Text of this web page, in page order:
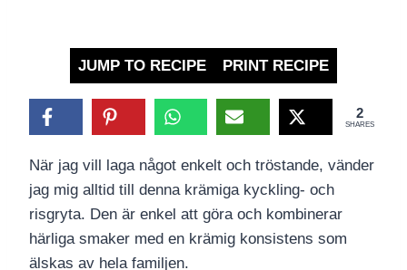
JUMP TO RECIPE PRINT RECIPE
2
SHARES
När jag vill laga något enkelt och tröstande, vänder
jag mig alltid till denna krämiga kyckling- och
risgryta. Den är enkel att göra och kombinerar
härliga smaker med en krämig konsistens som
älskas av hela familjen.